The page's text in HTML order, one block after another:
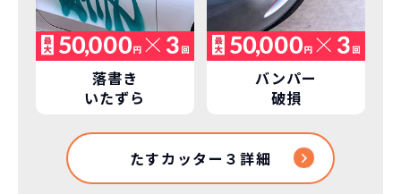
落書き
いたずら
バンパー
破損
たすカッター３詳細